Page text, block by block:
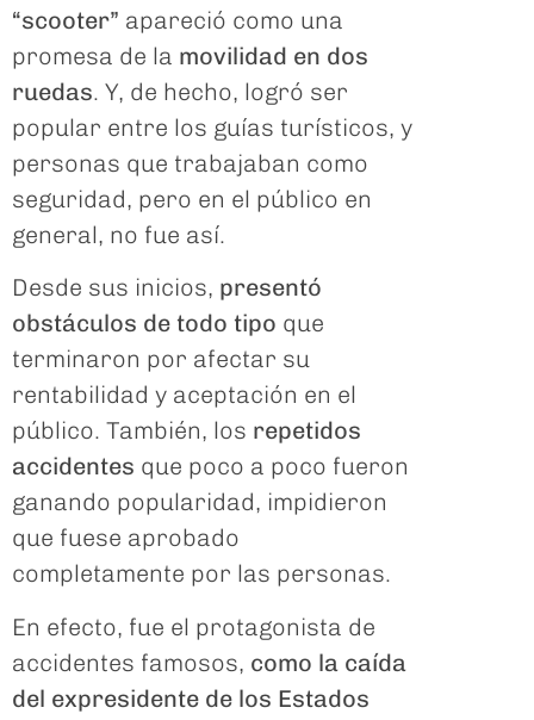
“scooter” apareció como una
promesa de la movilidad en dos
ruedas. Y, de hecho, logró ser
popular entre los guías turísticos, y
personas que trabajaban como
seguridad, pero en el público en
general, no fue así.
Desde sus inicios, presentó
obstáculos de todo tipo que
terminaron por afectar su
rentabilidad y aceptación en el
público. También, los repetidos
accidentes que poco a poco fueron
ganando popularidad, impidieron
que fuese aprobado
completamente por las personas.
En efecto, fue el protagonista de
accidentes famosos, como la caída
del expresidente de los Estados